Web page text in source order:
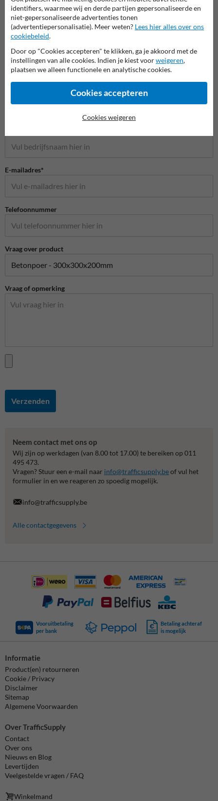
E-mailadres*
Telefoonnummer
Vraag over product
Vraag of opmerking
Verzenden
Neem contact met ons op
Wij zijn op werkdagen (van 8.00 tot 17.00) te bereiken op 011
495 473.
Vragen? Stuur een e-mail naar info@trafficsupply.beof vul het
formulier in en we reageren zo spoedig mogelijk.
info@trafficsupply.be
Alle contactgegevens
Vooruitbetaling
per bank
Betaling achteraf
is mogelijk
Informatie
Product(en) retourneren
Cookie / Privacy
Disclaimer
Sitemap
Algemene Voorwaarden
Over TrafficSupply
Contact
Over ons
Nieuws en Blog
Levertijden
Veelgestelde vragen / FAQ
Winkelmand
identifiers, waarmee wij en derde partijen gepersonaliseerde en
niet-gepersonaliseerde advertenties tonen
(advertentiepersonalisatie). Meer weten? Lees hier alles over ons
cookiebeleid.
Door op "Cookies accepteren" te klikken, ga je akkoord met de
instellingen van alle cookies. Indien je kiest voorweigeren,
plaatsen we alleen functionele en analytische cookies.
Cookies accepteren
Cookies weigeren